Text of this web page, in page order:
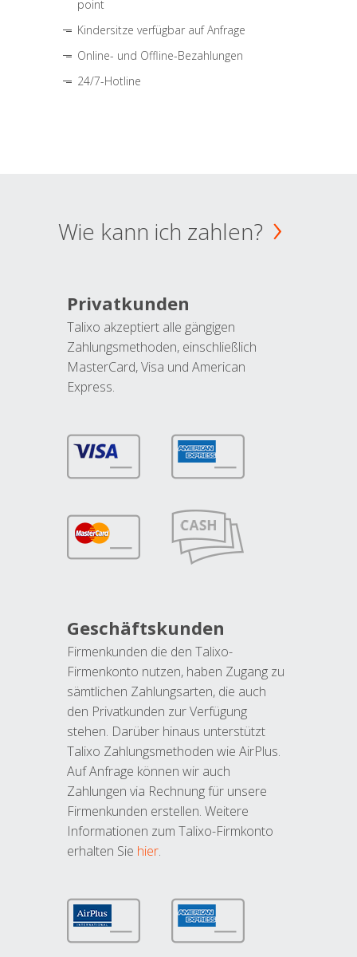
point
Kindersitze verfügbar auf Anfrage
Online- und Offline-Bezahlungen
24/7-Hotline
Wie kann ich zahlen?
Privatkunden
Talixo akzeptiert alle gängigen
Zahlungsmethoden, einschließlich
MasterCard, Visa und American
Express.
Geschäftskunden
Firmenkunden die den Talixo-
Firmenkonto nutzen, haben Zugang zu
sämtlichen Zahlungsarten, die auch
den Privatkunden zur Verfügung
stehen. Darüber hinaus unterstützt
Talixo Zahlungsmethoden wie AirPlus.
Auf Anfrage können wir auch
Zahlungen via Rechnung für unsere
Firmenkunden erstellen. Weitere
Informationen zum Talixo-Firmkonto
erhalten Sie hier.